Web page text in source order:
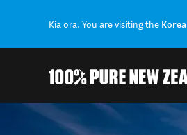
Kia ora. You are visiting the Korea